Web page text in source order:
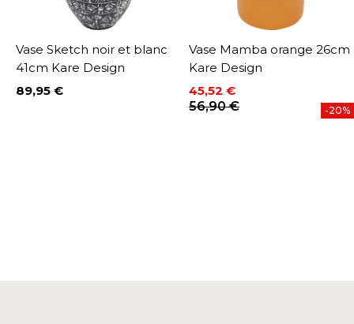
Vase Sketch noir et blanc
41cm Kare Design
Prix
89,95 €
Vase Mamba orange 26cm
Kare Design
Prix
45,52 €
Prix de base
56,90 € -20%